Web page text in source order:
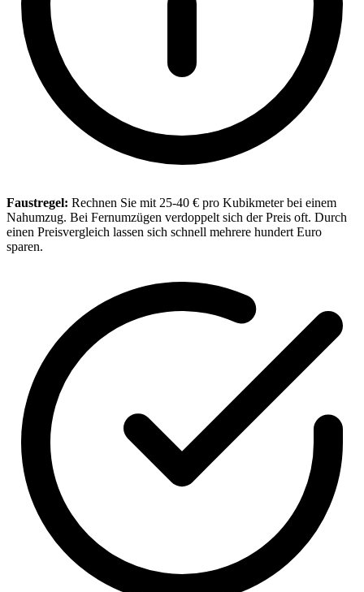
Faustregel: Rechnen Sie mit 25-40 € pro Kubikmeter bei einem
Nahumzug. Bei Fernumzügen verdoppelt sich der Preis oft. Durch
einen Preisvergleich lassen sich schnell mehrere hundert Euro
sparen.